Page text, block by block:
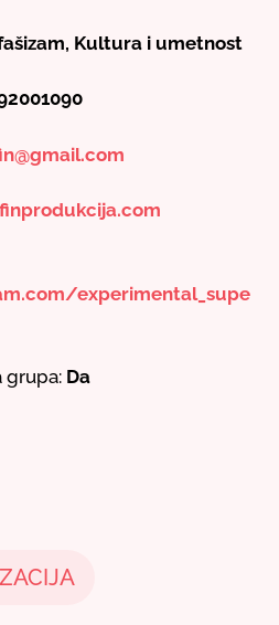
Kultura i umetnost
experimental_supe
grupa: Da